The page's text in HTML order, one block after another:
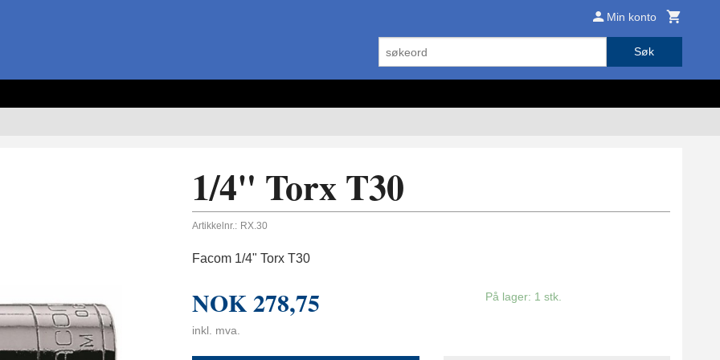
Min konto
Søk
1/4" Torx T30
Artikkelnr.: RX.30
Facom 1/4" Torx T30
NOK278,75
inkl. mva.
På lager: 1 stk.